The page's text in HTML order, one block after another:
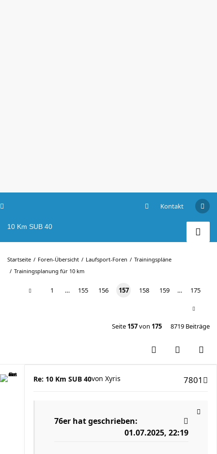
Kontakt
10 Km SUB 40
Startseite Foren-Übersicht Laufsport-Foren
Trainingspläne
Trainingsplanung für 10 km
1 … 155 156 157 158 159 … 175
Seite 157von 175 8719 Beiträge
Re: 10 Km SUB 40 7801
von Xyris
76er hat geschrieben:
01.07.2025, 22:19